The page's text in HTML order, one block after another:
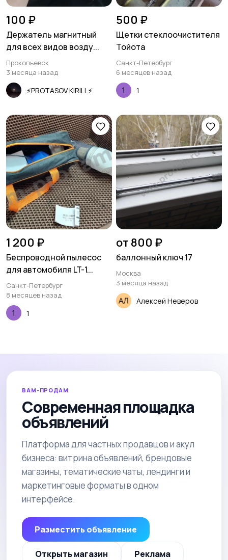
100 ₽
Держатель магнитный
для всех видов возду...
Прокопьевск
3 месяца назад
⚡PROTASOV KIRILL⚡
500 ₽
Щетки стеклоочистителя
Тойота
Санкт-Петербург
6 месяцев назад
1
1 200 ₽
Беспроводной пылесос
для автомобиля LT-1...
Санкт-Петербург
8 месяцев назад
1
от 800 ₽
баллонный ключ 17
Москва
3 месяца назад
Алексей Неверов
ВАМ-ПРОДАМ
Современная площадка
объявлений
Платформа для частных продавцов и акул
бизнеса: витрина объявлений, брендовые
магазины, тематические чаты, лендинги и
маркетинговые форматы в одном
интерфейсе.
Разместить объявление
Открыть магазин Реклама